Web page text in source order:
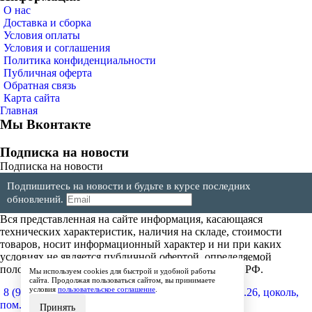
О нас
Доставка и сборка
Условия оплаты
Условия и соглашения
Политика конфиденциальности
Публичная оферта
Обратная связь
Карта сайта
Главная
Мы Вконтакте
Подписка на новости
Подписка на новости
Подпишитесь на новости и будьте в курсе последних
обновлений.
Вся представленная на сайте информация, касающаяся
технических характеристик, наличия на складе, стоимости
товаров, носит информационный характер и ни при каких
условиях не является публичной офертой, определяемой
положениями Статьи 437(2) Гражданского кодекса РФ.
8 (904) 257-64-64 600017, г.Владимир, ул. Мира, д.26, цоколь,
пом.4
Мы используем cookies для быстрой и удобной работы
сайта. Продолжая пользоваться сайтом, вы принимаете
условия пользовательское соглашение
Принять